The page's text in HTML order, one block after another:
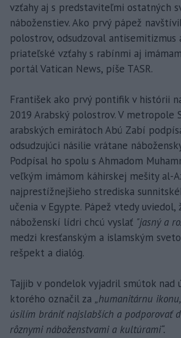
vzťahy aj s predstaviteľmi ostatných
náboženstiev. Ako prvý pápež
polostrov, odsudzoval antisemitizmus
priateľské vzťahy s rabínmi aj
portál Vatican News, píše TASR.
František ako prvý pontifik v histórii
2019 Arabský polostrov. V metropole
arabských emirátoch Abú Zabí
odsudzujúci násilie vrátane
Podpísal ho spolu s Ahmadom
veľkým imámom káhirskej mešity al-
najprestížnejšieho strediska
učenia v Egypte. Pápež vtedy uviedol,
náboženskí lídri chcú vyslať "jasný a
medzi kresťanským a islamským
rešpekt a dialóg.
Tajjib v pondelok vyjadril smútok nad
ktorého označil za „humanitárnu
úsilím brániť najslabších a podporovať
rôznymi náboženstvami a kultúrami“.